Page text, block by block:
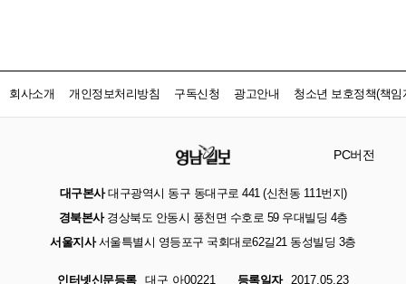
회사소개 개인정보처리방침 구독신청 광고안내 청소년 보호정책(책임
PC버전
대구본사대구광역시 동구 동대구로 441 (신천동 111번지)
경북본사경상북도 안동시 풍천면 수호로 59 우대빌딩 4층
서울지사서울특별시 영등포구 국회대로62길21 동성빌딩 3층
인터넷신문등록 대구 아00221 등록일자 2017.05.23